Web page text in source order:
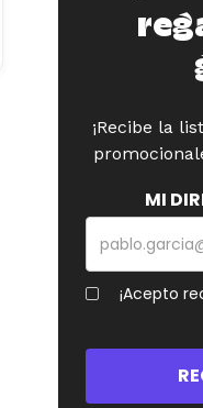
¡Recibe la
MI
¡Acepto